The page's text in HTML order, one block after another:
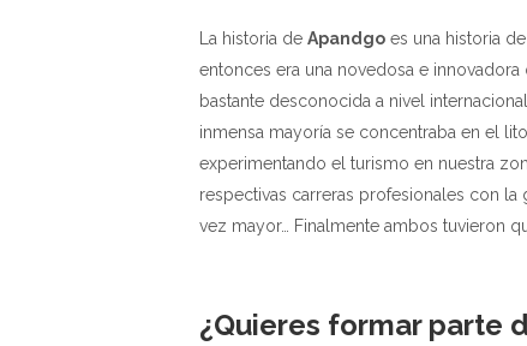
La historia de Apandgo es una historia
entonces era una novedosa e
bastante desconocida a nivel
inmensa mayoría se concentraba en el
experimentando el turismo en nuestra
respectivas carreras profesionales con
vez mayor… Finalmente ambos tuvieron
¿Quieres formar parte